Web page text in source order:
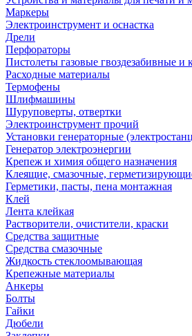
Маркеры
Электроинструмент и оснастка
Дрели
Перфораторы
Пистолеты газовые гвоздезабивные
Расходные материалы
Термофены
Шлифмашины
Шуруповерты, отвертки
Электроинструмент прочий
Установки генераторные
Генератор электроэнергии
Крепеж и химия общего назначения
Клеящие, смазочные,
Герметики, пасты, пена монтажная
Клей
Лента клейкая
Растворители, очистители, краски
Средства защитные
Средства смазочные
Жидкость стеклоомывающая
Крепежные материалы
Анкеры
Болты
Гайки
Дюбели